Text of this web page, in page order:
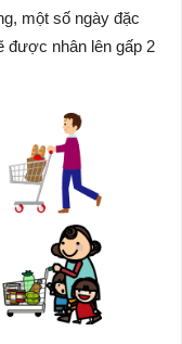
một số ngày đặc
được nhân lên gấp 2